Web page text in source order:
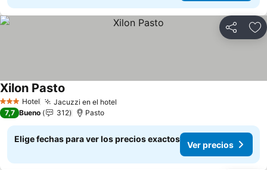
Compartir
3 Estrellas
Hotel Jacuzzi en el hotel
Xilon Pasto
7,7 Bueno 312 Pasto
Elige fechas para ver los precios exactos
Ver precios